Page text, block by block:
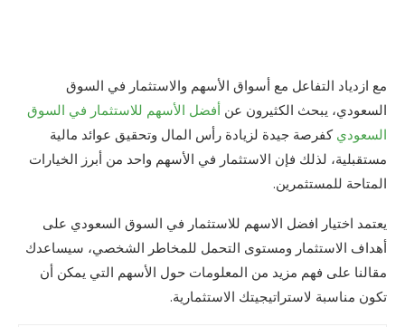
مع ازدياد التفاعل مع أسواق الأسهم والاستثمار في السوق
السعودي، يبحث الكثيرون عن أفضل الأسهم للاستثمار في السوق
السعودي كفرصة جيدة لزيادة رأس المال وتحقيق عوائد مالية
مستقبلية، لذلك فإن الاستثمار في الأسهم واحد من أبرز الخيارات
المتاحة للمستثمرين.
يعتمد اختيار افضل الاسهم للاستثمار في السوق السعودي على
أهداف الاستثمار ومستوى التحمل للمخاطر الشخصي، سيساعدك
مقالنا على فهم مزيد من المعلومات حول الأسهم التي يمكن أن
تكون مناسبة لاستراتيجيتك الاستثمارية.